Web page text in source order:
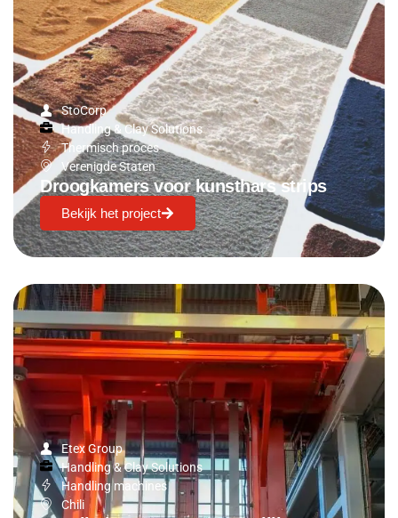
StoCorp
Handling & Clay Solutions
Thermisch proces
Verenigde Staten
Droogkamers voor kunsthars strips
Bekijk het project
Etex Group
Handling & Clay Solutions
Handling machines
Chili